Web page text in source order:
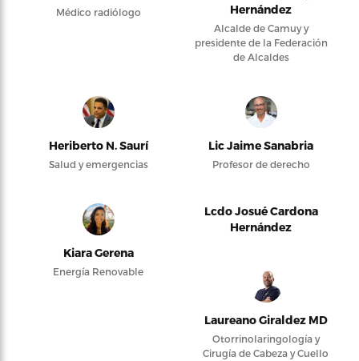
Médico radiólogo
Hernández
Alcalde de Camuy y
presidente de la Federación
de Alcaldes
Heriberto N. Saurí
Salud y emergencias
Lic Jaime Sanabria
Profesor de derecho
Kiara Gerena
Energía Renovable
Lcdo Josué Cardona
Hernández
Laureano Giraldez MD
Otorrinolaringología y
Cirugía de Cabeza y Cuello